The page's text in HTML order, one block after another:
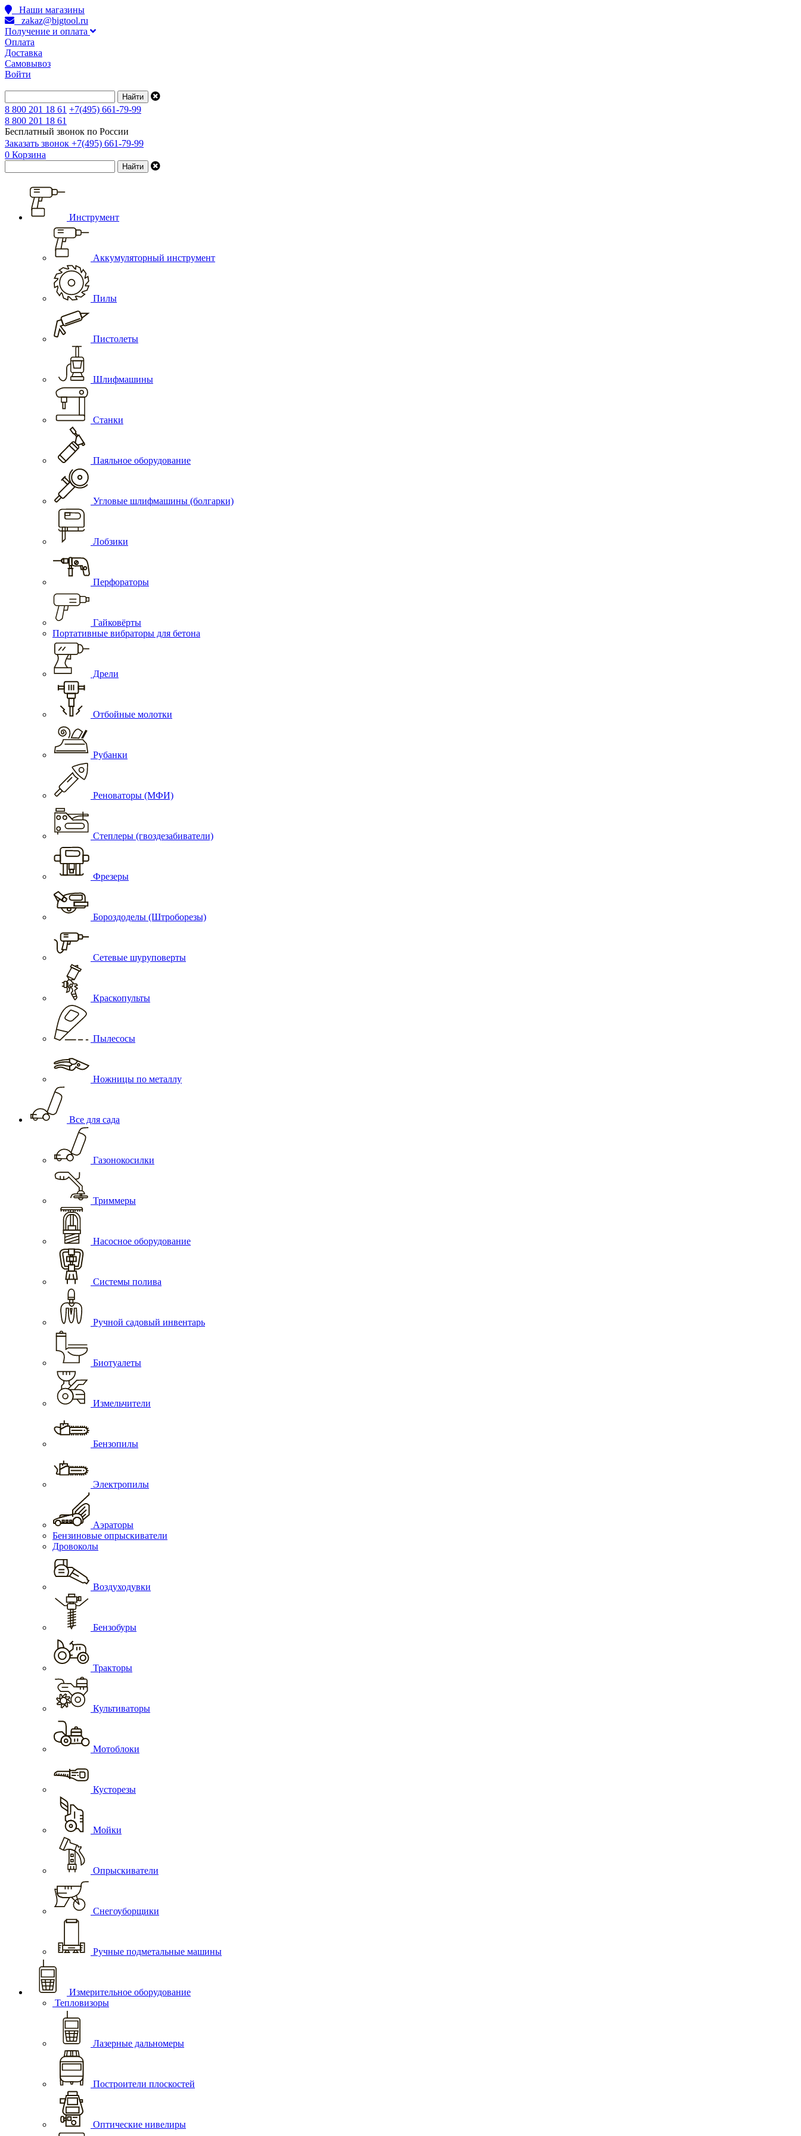
Наши магазины
zakaz@bigtool.ru
Получение и оплата
Оплата
Доставка
Самовывоз
Войти
8 800 201 18 61 +7(495) 661-79-99
8 800 201 18 61
Бесплатный звонок по России
Заказать звонок +7(495) 661-79-99
0 Корзина
Инструмент
Аккумуляторный инструмент
Пилы
Пистолеты
Шлифмашины
Станки
Паяльное оборудование
Угловые шлифмашины (болгарки)
Лобзики
Перфораторы
Гайковёрты
Портативные вибраторы для бетона
Дрели
Отбойные молотки
Рубанки
Реноваторы (МФИ)
Степлеры (гвоздезабиватели)
Фрезеры
Бороздоделы (Штроборезы)
Сетевые шуруповерты
Краскопульты
Пылесосы
Ножницы по металлу
Все для сада
Газонокосилки
Триммеры
Насосное оборудование
Системы полива
Ручной садовый инвентарь
Биотуалеты
Измельчители
Бензопилы
Электропилы
Аэраторы
Бензиновые опрыскиватели
Дровоколы
Воздуходувки
Бензобуры
Тракторы
Культиваторы
Мотоблоки
Кусторезы
Мойки
Опрыскиватели
Снегоуборщики
Ручные подметальные машины
Измерительное оборудование
Тепловизоры
Лазерные дальномеры
Построители плоскостей
Оптические нивелиры